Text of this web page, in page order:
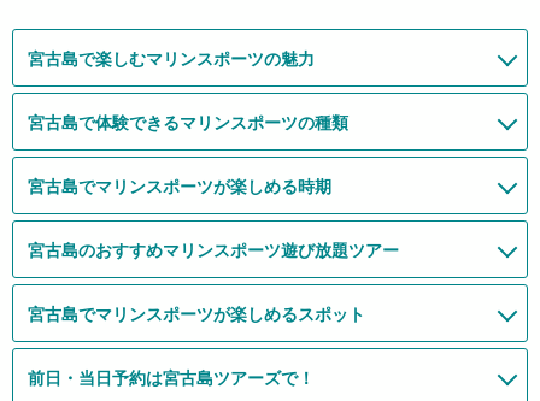
宮古島で楽しむマリンスポーツの魅力
宮古島で体験できるマリンスポーツの種類
宮古島でマリンスポーツが楽しめる時期
宮古島のおすすめマリンスポーツ遊び放題ツアー
宮古島でマリンスポーツが楽しめるスポット
前日・当日予約は宮古島ツアーズで！